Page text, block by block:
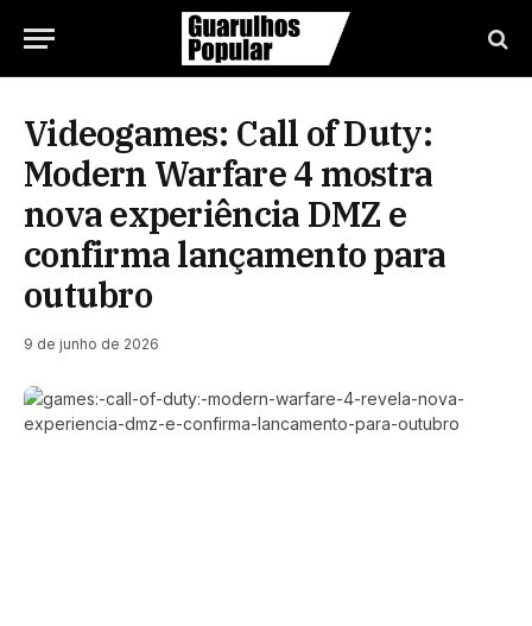
Videogames: Call of Duty:
Modern Warfare 4 mostra
nova experiência DMZ e
confirma lançamento para
outubro
9 de junho de 2026